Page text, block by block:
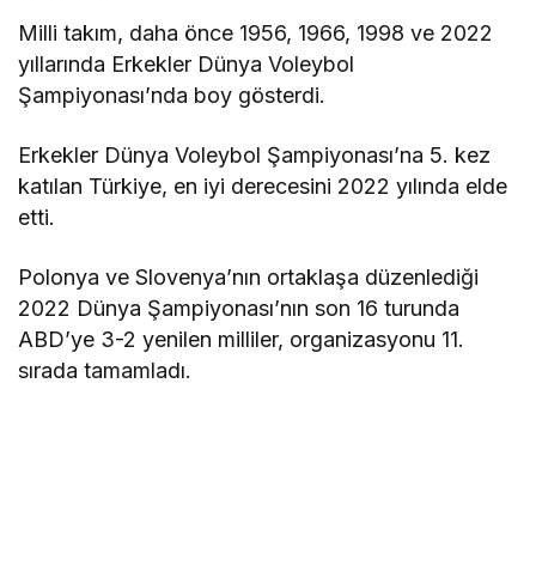
Milli takım, daha önce 1956, 1966, 1998 ve 2022
yıllarında Erkekler Dünya Voleybol
Şampiyonası’nda boy gösterdi.
Erkekler Dünya Voleybol Şampiyonası’na 5. kez
katılan Türkiye, en iyi derecesini 2022 yılında elde
etti.
Polonya ve Slovenya’nın ortaklaşa düzenlediği
2022 Dünya Şampiyonası’nın son 16 turunda
ABD’ye 3-2 yenilen milliler, organizasyonu 11.
sırada tamamladı.